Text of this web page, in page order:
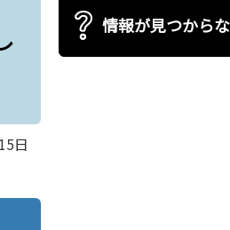
日
情報が見つから